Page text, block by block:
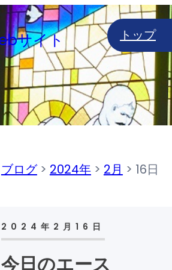
サイト トップ
ブログ> 2024年> 2月 > 16日
2024年2月16日
今日のエース